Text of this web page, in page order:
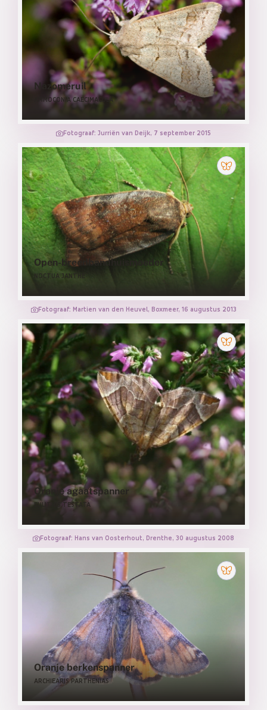
Nazomeruil
AMMOCONIA CAECIMACULA
Fotograaf: Jurriën van Deijk, 7 september 2015
Open-breedbandhuismoeder
NOCTUA JANTHE
Fotograaf: Martien van den Heuvel, Boxmeer, 16 augustus 2013
Oranje agaatspanner
EULITHIS TESTATA
Fotograaf: Hans van Oosterhout, Drenthe, 30 augustus 2008
Oranje berkenspanner
ARCHIEARIS PARTHENIAS